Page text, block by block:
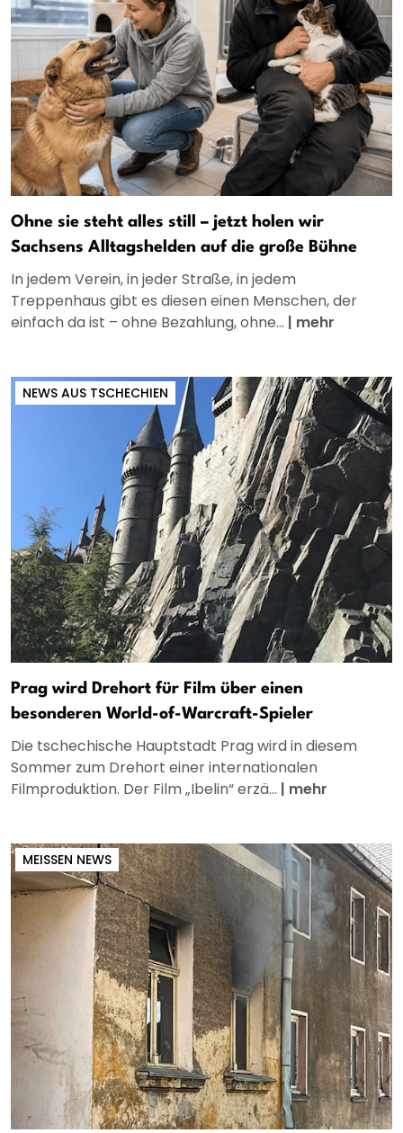
Ohne sie steht alles still – jetzt holen wir
Sachsens Alltagshelden auf die große Bühne
In jedem Verein, in jeder Straße, in jedem
Treppenhaus gibt es diesen einen Menschen, der
einfach da ist – ohne Bezahlung, ohne... | mehr
NEWS AUS TSCHECHIEN
Prag wird Drehort für Film über einen
besonderen World-of-Warcraft-Spieler
Die tschechische Hauptstadt Prag wird in diesem
Sommer zum Drehort einer internationalen
Filmproduktion. Der Film „Ibelin“ erzä... | mehr
MEISSEN NEWS